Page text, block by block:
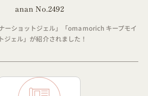
anan No.2492
ーショットジェル」「omamorich キープモイ
ジェル」が紹介されました！